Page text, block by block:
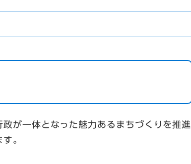
が一体となった魅力あるまちづくりを推進
。